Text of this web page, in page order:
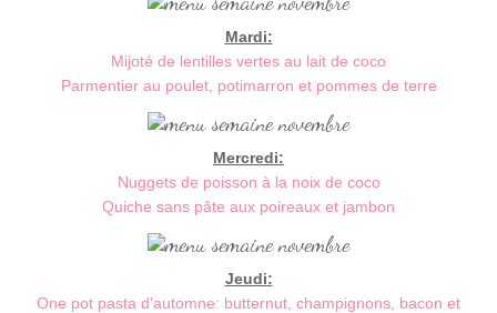
Mardi:
Mijoté de lentilles vertes au lait de coco
Parmentier au poulet, potimarron et pommes de terre
Mercredi:
Nuggets de poisson à la noix de coco
Quiche sans pâte aux poireaux et jambon
Jeudi:
One pot pasta d'automne: butternut, champignons, bacon et